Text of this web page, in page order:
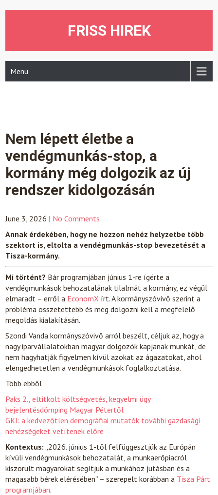
FRISS HIREK
Menu
Nem lépett életbe a
vendégmunkás-stop, a
kormány még dolgozik az új
rendszer kidolgozásán
June 3, 2026 | No Comments
Annak érdekében, hogy ne hozzon nehéz helyzetbe több
szektort is, eltolta a vendégmunkás-stop bevezetését a
Tisza-kormány.
Mi történt? Bár programjában június 1-re ígérte a
vendégmunkások behozatalának tilalmát a kormány, ez végül
elmaradt – erről a EconomX írt. A kormányszóvivő szerint a
probléma összetettebb és még dolgozni kell a megfelelő
megoldás kialakításán.
Szondi Vanda kormányszóvivő arról beszélt, céljuk az, hogy a
nagy iparvállalatokban magyar dolgozók kapjanak munkát, de
nem hagyhatják figyelmen kívül azokat az ágazatokat, ahol
elengedhetetlen a vendégmunkások foglalkoztatása.
Több ebből
Paks 2., eltitkolt költségvetés, kegyelmi ügy:
bejelentésdömping Magyar Pétertől
GKI: a kedvezőtlen demográfiai mutatók további gazdasági
nehézségeket vetítenek előre
Kontextus: „2026. június 1-től felfüggesztjük az Európán
kívüli vendégmunkások behozatalát, a munkaerőpiacról
kiszorult magyarokat segítjük a munkához jutásban és a
magasabb bérek elérésében” – szerepelt korábban a Tisza Párt
programjában.